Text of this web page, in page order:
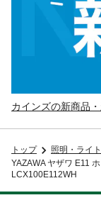
カインズの新商品
トップ 照明・ライト
YAZAWA ヤザワ E11
LCX100E112WH